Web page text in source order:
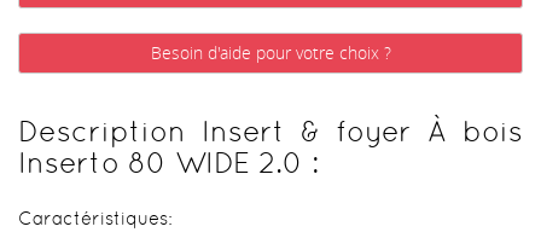
Besoin d'aide pour votre choix ?
Description Insert & foyer À bois
Inserto 80 WIDE 2.0 :
Caractéristiques: